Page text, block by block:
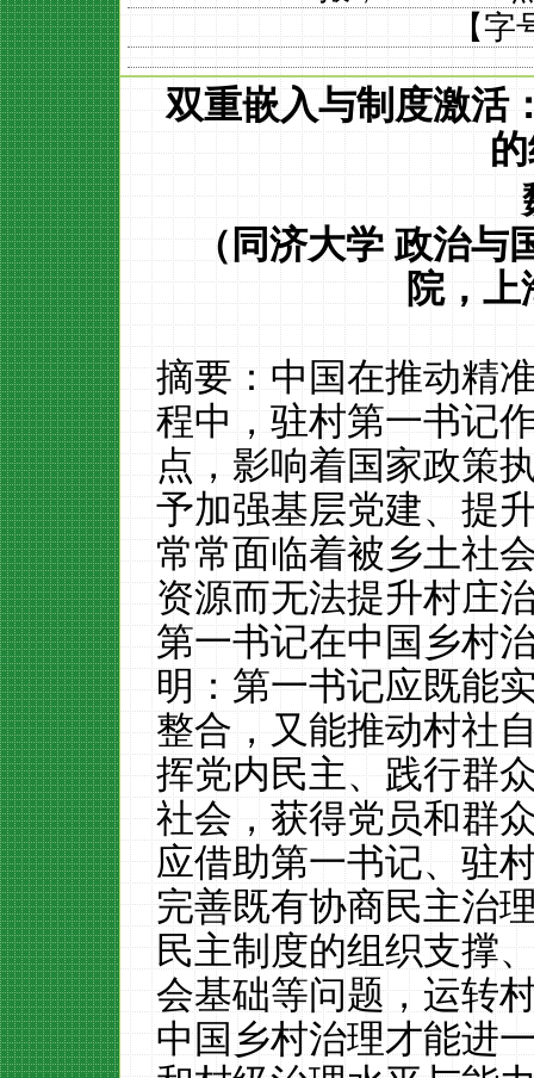
【字
双重嵌入与制度激活
（同济大学 政治与
院，上
摘要：中国在推动精
程中，驻村第一书记
点，影响着国家政策
予加强基层党建、提
常常面临着被乡土社
资源而无法提升村庄
第一书记在中国乡村
明：第一书记应既能
整合，又能推动村社
挥党内民主、践行群
社会，获得党员和群
应借助第一书记、驻
完善既有协商民主治
民主制度的组织支撑
会基础等问题，运转
中国乡村治理才能进